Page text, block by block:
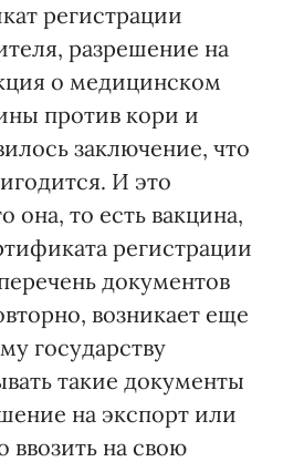
регистрации
разрешение на
о медицинском
против кори и
заключение, что
И это
она, то есть вакцина,
регистрации
документов
возникает еще
государству
такие документы
на экспорт или
на свою